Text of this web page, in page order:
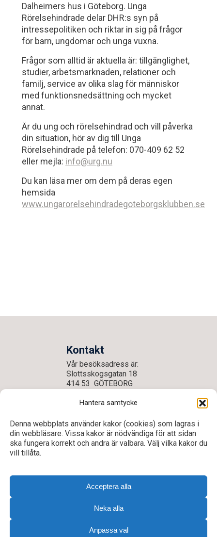
Hantera samtycke
Denna webbplats använder kakor (cookies) som lagras i
din webbläsare. Vissa kakor är nödvändiga för att sidan
ska fungera korrekt och andra är valbara. Välj vilka kakor du
vill tillåta.
Acceptera alla
Neka alla
Anpassa val
Dalheimers hus i Göteborg. Unga
Rörelsehindrade delar DHR:s syn på
intressepolitiken och riktar in sig på frågor
för barn, ungdomar och unga vuxna.
Frågor som alltid är aktuella är: tillgänglighet,
studier, arbetsmarknaden, relationer och
familj, service av olika slag för människor
med funktionsnedsättning och mycket
annat.
Är du ung och rörelsehindrad och vill påverka
din situation, hör av dig till Unga
Rörelsehindrade på telefon: 070-409 62 52
eller mejla: info@urg.nu
Du kan läsa mer om dem på deras egen
hemsida
www.ungarorelsehindradegoteborgsklubben.se
Kontakt
Vår besöksadress är:
Slottsskogsgatan 18
414 53 GÖTEBORG
E-post:goteborg@dhr.se
Tel: 031- 704 60 50
Till toppen
Integritetspolicy